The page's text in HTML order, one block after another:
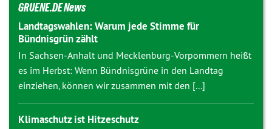
GRUENE.DE News
Landtagswahlen: Warum jede Stimme für
Bündnisgrün zählt
In Sachsen-Anhalt und Mecklenburg-Vorpommern heißt
es im Herbst: Wenn Bündnisgrüne in den Landtag
einziehen, können wir zusammen mit den [...]
Klimaschutz ist Hitzeschutz